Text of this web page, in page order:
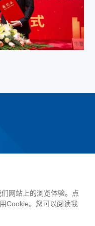
公司版权所有
网站上的浏览体验。点
Cookie。您可以阅读我